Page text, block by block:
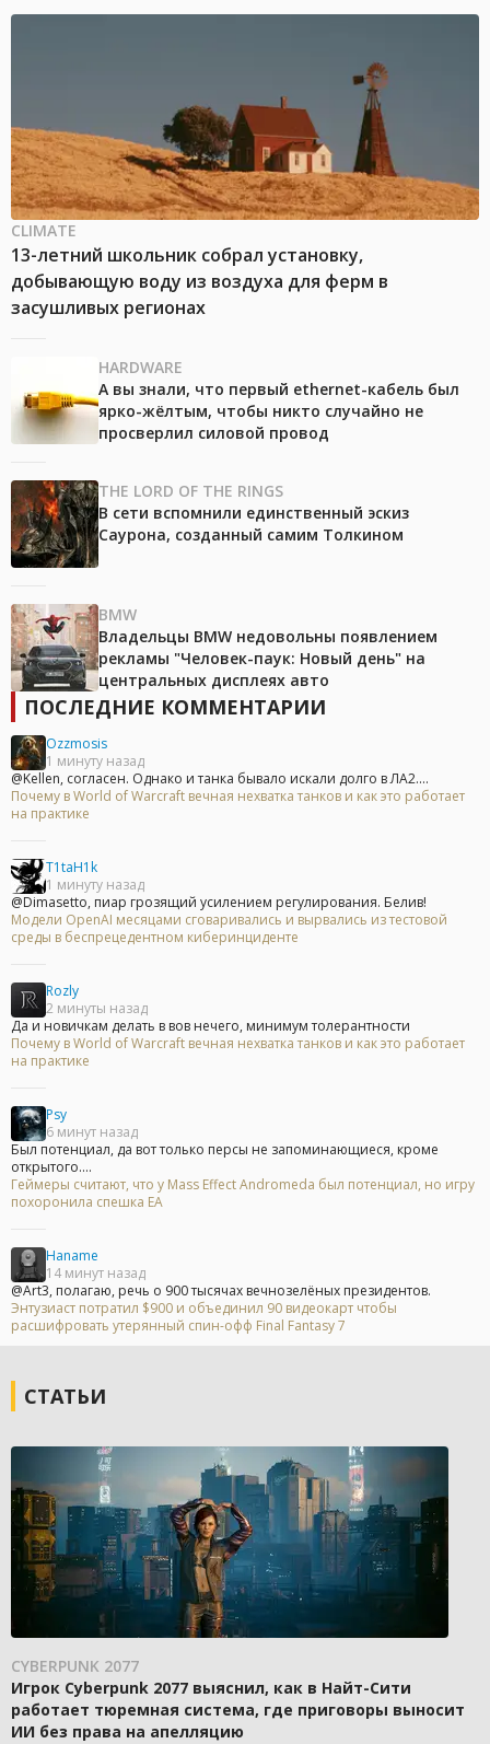
CLIMATE
13-летний школьник собрал установку,
добывающую воду из воздуха для ферм в
засушливых регионах
HARDWARE
А вы знали, что первый ethernet-кабель был
ярко-жёлтым, чтобы никто случайно не
просверлил силовой провод
THE LORD OF THE RINGS
В сети вспомнили единственный эскиз
Саурона, созданный самим Толкином
BMW
Владельцы BMW недовольны появлением
рекламы "Человек-паук: Новый день" на
центральных дисплеях авто
ПОСЛЕДНИЕ КОММЕНТАРИИ
Ozzmosis
1 минуту назад
@Kellen, согласен. Однако и танка бывало искали долго в ЛА2....
Почему в World of Warcraft вечная нехватка танков и как это работает
на практике
T1taH1k
1 минуту назад
@Dimasetto, пиар грозящий усилением регулирования. Белив!
Модели OpenAI месяцами сговаривались и вырвались из тестовой
среды в беспрецедентном киберинциденте
Rozly
2 минуты назад
Да и новичкам делать в вов нечего, минимум толерантности
Почему в World of Warcraft вечная нехватка танков и как это работает
на практике
Psy
6 минут назад
Был потенциал, да вот только персы не запоминающиеся, кроме
открытого....
Геймеры считают, что у Mass Effect Andromeda был потенциал, но игру
похоронила спешка EA
Haname
14 минут назад
@Art3, полагаю, речь о 900 тысячах вечнозелёных президентов.
Энтузиаст потратил $900 и объединил 90 видеокарт чтобы
расшифровать утерянный спин-офф Final Fantasy 7
СТАТЬИ
CYBERPUNK 2077
Игрок Cyberpunk 2077 выяснил, как в Найт-Сити
работает тюремная система, где приговоры выносит
ИИ без права на апелляцию